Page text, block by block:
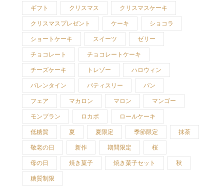
ギフト クリスマス クリスマスケーキ
クリスマスプレゼント ケーキ ショコラ
ショートケーキ スイーツ ゼリー
チョコレート チョコレートケーキ
チーズケーキ トレゾー ハロウィン
バレンタイン パティスリー パン
フェア マカロン マロン マンゴー
モンブラン ロカボ ロールケーキ
低糖質 夏 夏限定 季節限定 抹茶
敬老の日 新作 期間限定 桜
母の日 焼き菓子 焼き菓子セット 秋
糖質制限